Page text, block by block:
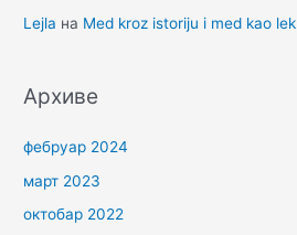
Lejla на Med kroz istoriju i med kao lek
Архиве
фебруар 2024
март 2023
октобар 2022